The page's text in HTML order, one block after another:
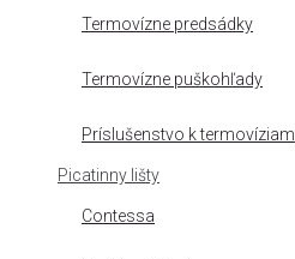
Termovízne predsádky
Termovízne puškohľady
Príslušenstvo k termovíziam
Picatinny lišty
Contessa